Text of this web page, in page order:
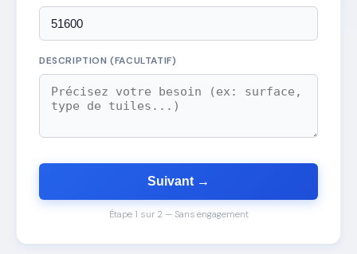
DESCRIPTION (FACULTATIF)
Suivant →
Étape 1 sur 2 — Sans engagement